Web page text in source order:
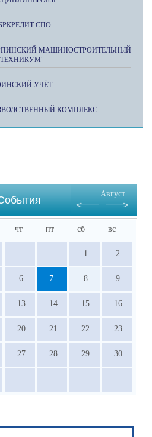
СПО
МАШИНОСТРОИТЕЛЬНЫЙ
ТЕХНИКУМ"
УЧЁТ
КОМПЛЕКС
Август
чт пт сб вс
1 2
6 7 8 9
13 14 15 16
20 21 22 23
27 28 29 30